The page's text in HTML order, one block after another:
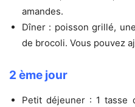
amandes.
Dîner : poisson grillé,
de brocoli. Vous pouvez
2 ème jour
Petit déjeuner : 1 tasse